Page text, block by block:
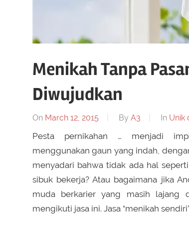
Menikah Tanpa
Diwujudkan
On March 12, 2015 By A3 In Unik
Pesta pernikahan … menjadi
menggunakan gaun yang indah,
menyadari bahwa tidak ada hal
sibuk bekerja? Atau bagaimana jika
muda berkarier yang masih lajang
mengikuti jasa ini. Jasa “menikah